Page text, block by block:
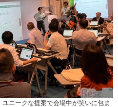
ニークな提案で会場中が笑いに包ま